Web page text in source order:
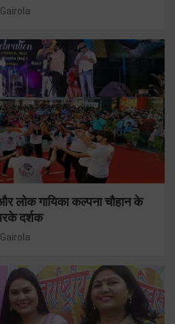
लोक गायिका कल्पना चौहान के
दर्शक